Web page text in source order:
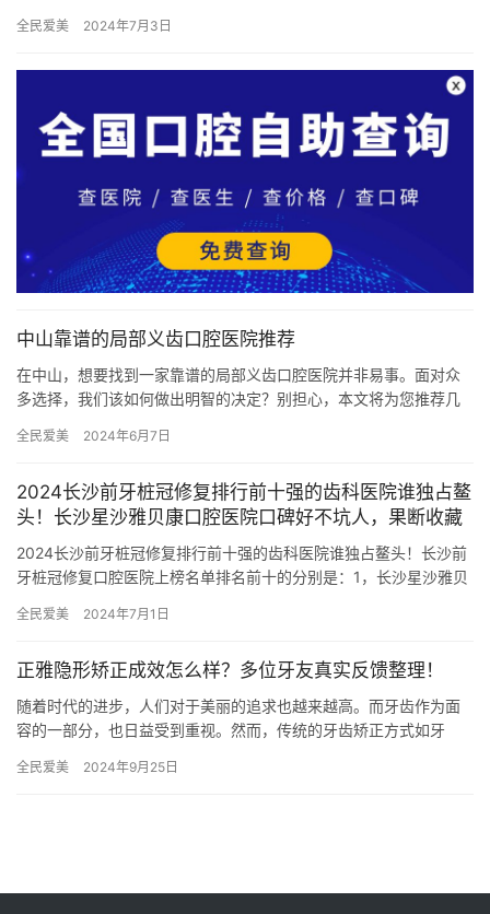
忧…
全民爱美 2024年7月3日
中山靠谱的局部义齿口腔医院推荐
在中山，想要找到一家靠谱的局部义齿口腔医院并非易事。面对众
多选择，我们该如何做出明智的决定？别担心，本文将为您推荐几
的口腔…
全民爱美 2024年6月7日
2024长沙前牙桩冠修复排行前十强的齿科医院谁独占鳌
头！长沙星沙雅贝康口腔医院口碑好不坑人，果断收藏
2024长沙前牙桩冠修复排行前十强的齿科医院谁独占鳌头！长沙前
牙桩冠修复口腔医院上榜名单排名前十的分别是：1，长沙星沙雅贝
全民爱美 2024年7月1日
正雅隐形矫正成效怎么样？多位牙友真实反馈整理！
随着时代的进步，人们对于美丽的追求也越来越高。而牙齿作为面
容的一部分，也日益受到重视。然而，传统的牙齿矫正方式如牙
问题，正…
全民爱美 2024年9月25日